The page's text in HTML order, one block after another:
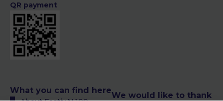
QR payment
What you can find here
We would like to thank